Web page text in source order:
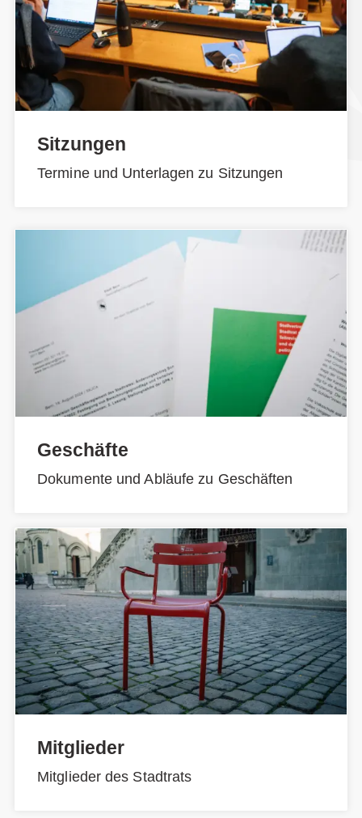
Sitzungen
Termine und Unterlagen zu Sitzungen
Geschäfte
Dokumente und Abläufe zu Geschäften
Mitglieder
Mitglieder des Stadtrats